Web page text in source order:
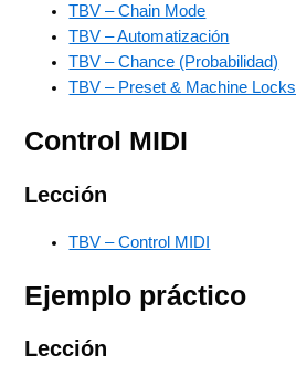
TBV – Chain Mode
TBV – Automatización
TBV – Chance (Probabilidad)
TBV – Preset & Machine Locks
Control MIDI
Lección
TBV – Control MIDI
Ejemplo práctico
Lección